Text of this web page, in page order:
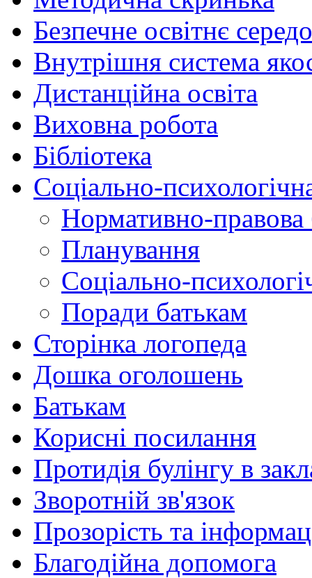
Безпечне освітнє
Внутрішня система
Дистанційна освіта
Виховна робота
Бібліотека
Соціально-
Нормативно-правова
Планування
Соціально-
Поради батькам
Сторінка логопеда
Дошка оголошень
Батькам
Корисні посилання
Протидія булінгу в
Зворотній зв'язок
Прозорість та
Благодійна допомога